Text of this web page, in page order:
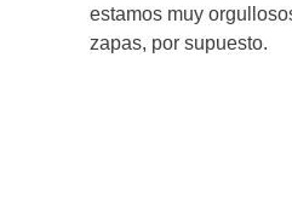
estamos muy
zapas, por supuesto.